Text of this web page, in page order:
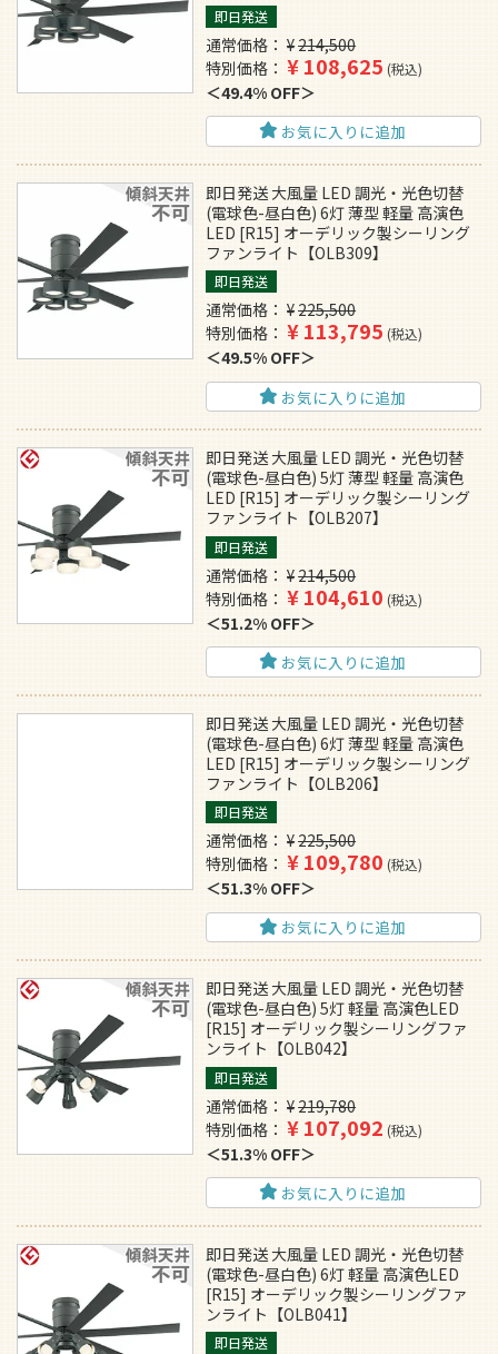
即日発送
通常価格 ¥214,500
特別価格
¥108,625 税込
49.4% OFF
お気に入りに追加
即日発送 大風量 LED 調光・光色切替
(電球色-昼白色) 6灯 薄型 軽量 高演色
LED [R15] オーデリック製シーリング
ファンライト【OLB309】
即日発送
通常価格 ¥225,500
特別価格
¥113,795 税込
49.5% OFF
お気に入りに追加
即日発送 大風量 LED 調光・光色切替
(電球色-昼白色) 5灯 薄型 軽量 高演色
LED [R15] オーデリック製シーリング
ファンライト【OLB207】
即日発送
通常価格 ¥214,500
特別価格
¥104,610 税込
51.2% OFF
お気に入りに追加
即日発送 大風量 LED 調光・光色切替
(電球色-昼白色) 6灯 薄型 軽量 高演色
LED [R15] オーデリック製シーリング
ファンライト【OLB206】
即日発送
通常価格 ¥225,500
特別価格
¥109,780 税込
51.3% OFF
お気に入りに追加
即日発送 大風量 LED 調光・光色切替
(電球色-昼白色) 5灯 軽量 高演色LED
[R15] オーデリック製シーリングファ
ンライト【OLB042】
即日発送
通常価格 ¥219,780
特別価格
¥107,092 税込
51.3% OFF
お気に入りに追加
即日発送 大風量 LED 調光・光色切替
(電球色-昼白色) 6灯 軽量 高演色LED
[R15] オーデリック製シーリングファ
ンライト【OLB041】
即日発送